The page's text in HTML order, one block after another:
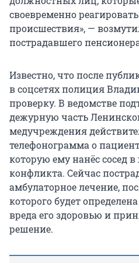
своевременно
происшествия», —
пострадавшего
Известно, что после
в соцсетях полиция
проверку. В ведомстве
дежурную часть
медучреждения
телефонограмма о
которую ему нанёс сосед в
конфликта. Сейчас
амбулаторное лечение,
которого будет
вреда его здоровью и
решение.